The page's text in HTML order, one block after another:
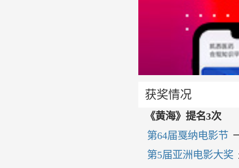
获奖情况
《黄海》提名3次
第64届戛纳电影节
第5届亚洲电影大奖